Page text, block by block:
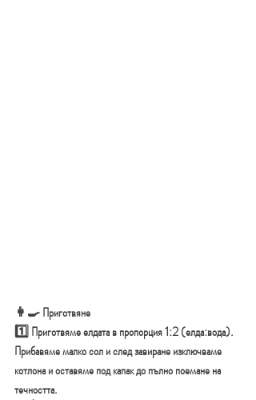
👩‍🍳 Приготвяне
1️⃣ Приготвяме елдата в пропорция 1:2 (елда:вода).
Прибавяме малко сол и след завиране изключваме
котлона и оставяме под капак до пълно поемане на
течността.